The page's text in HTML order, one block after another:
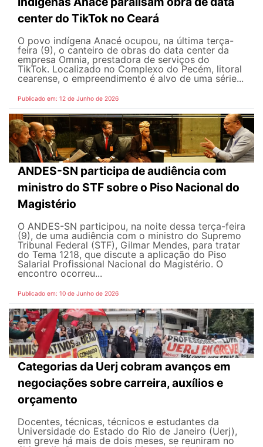
center do TikTok no Ceará
O povo indígena Anacé ocupou, na última terça-
feira (9), o canteiro de obras do data center da
empresa Omnia, prestadora de serviços do
TikTok. Localizado no Complexo do Pecém, litoral
cearense, o empreendimento é alvo de uma série...
Publicado em: 12 de Junho de 2026
ANDES-SN participa de audiência com
ministro do STF sobre o Piso Nacional do
Magistério
O ANDES-SN participou, na noite dessa terça-feira
(9), de uma audiência com o ministro do Supremo
Tribunal Federal (STF), Gilmar Mendes, para tratar
do Tema 1218, que discute a aplicação do Piso
Salarial Profissional Nacional do Magistério. O
encontro ocorreu...
Publicado em: 10 de Junho de 2026
Categorias da Uerj cobram avanços em
negociações sobre carreira, auxílios e
orçamento
Docentes, técnicas, técnicos e estudantes da
Universidade do Estado do Rio de Janeiro (Uerj),
em greve há mais de dois meses, se reuniram no